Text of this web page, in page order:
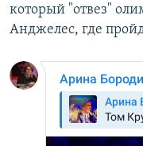
который "отвез"
Анджелес, где